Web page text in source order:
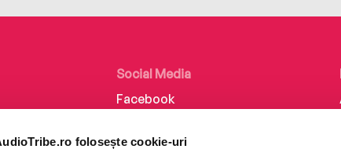
folosește cookie-uri
Social Media
Facebook